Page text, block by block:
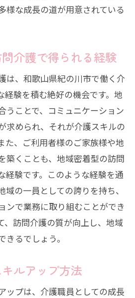
訪問介護需要の現状
要に応えるための取り組み
ける訪問介護の未来
問介護で叶える社会貢献と
じた地域社会への貢献
護の意義
キャリアアップの道筋
る地域社会の活性化
地域協力活動の重要性
おける訪問介護の可能性
未来紀の川市での可能性を
状分析
ける訪問介護の未来
様な成長の道が用意されている
介護で得られる経験
は、和歌山県紀の川市で働く介
経験を積む絶好の機会です。地
うことで、コミュニケーション
求められ、それが介護スキルの
た、ご利用者様のご家族様や地
築くことも、地域密着型の訪問
経験です。このような経験を通
域の一員としての誇りを持ち、
ンで業務に取り組むことができ
、訪問介護の質が向上し、地域
るでしょう。
ルアップ方法
ップは、介護職員としての成長